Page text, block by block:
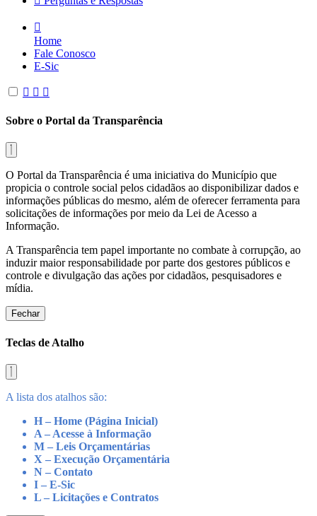
Home
Fale Conosco
E-Sic
Sobre o Portal da Transparência
O Portal da Transparência é uma iniciativa do Município que
propicia o controle social pelos cidadãos ao disponibilizar dados e
informações públicas do mesmo, além de oferecer ferramenta para
solicitações de informações por meio da Lei de Acesso a
Informação.
A Transparência tem papel importante no combate à corrupção, ao
induzir maior responsabilidade por parte dos gestores públicos e
controle e divulgação das ações por cidadãos, pesquisadores e
mídia.
Fechar
Teclas de Atalho
A lista dos atalhos são:
H – Home (Página Inicial)
A – Acesse à Informação
M – Leis Orçamentárias
X – Execução Orçamentária
N – Contato
I – E-Sic
L – Licitações e Contratos